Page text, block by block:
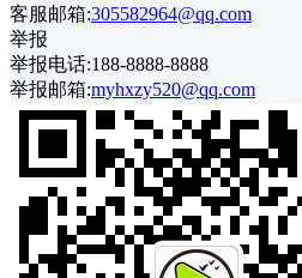
客服邮箱:305582964@qq.com
举报
举报电话:188-8888-8888
举报邮箱:myhxzy520@qq.com